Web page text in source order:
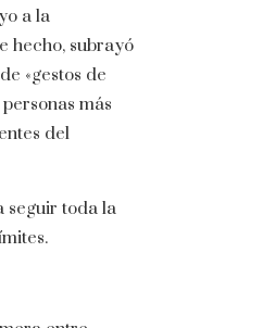
a la
hecho, subrayó
«gestos de
más
del
seguir toda la